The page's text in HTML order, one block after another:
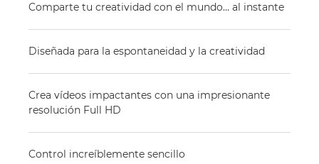
Comparte tu creatividad con el mundo... al instante
Diseñada para la espontaneidad y la creatividad
Crea vídeos impactantes con una impresionante
resolución Full HD
Control increíblemente sencillo